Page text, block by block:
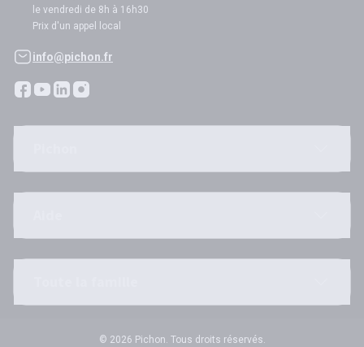
le vendredi de 8h à 16h30
Prix d'un appel local
info@pichon.fr
© 2026 Pichon. Tous droits réservés.